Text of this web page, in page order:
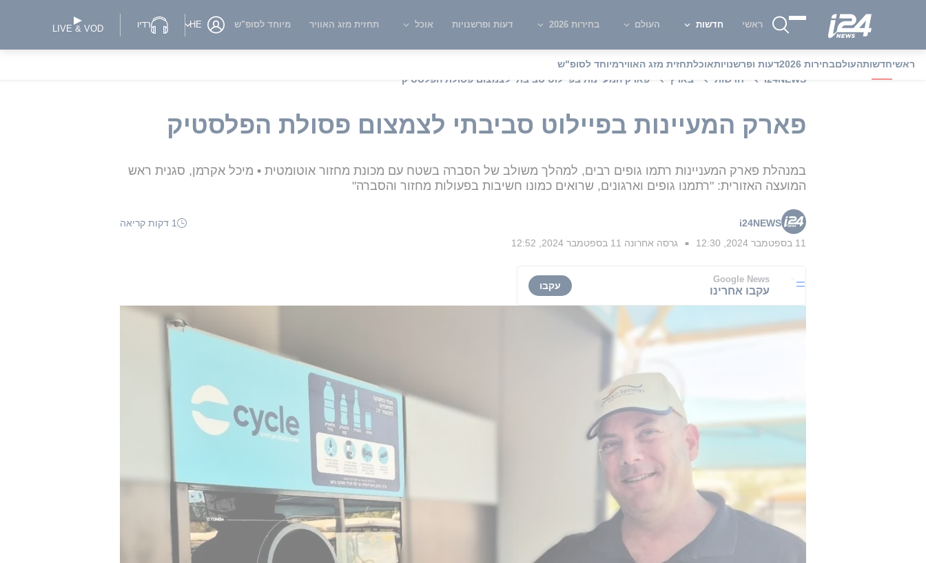
ראשי חדשות העולם בחירות 2026 דעות ופרשנויות אוכל תחזית מזג האוויר מיוחד לסופ"ש HE רדיו LIVE & VOD
ראשיחדשותהעולםבחירות 2026 דעות ופרשנויותאוכלתחזית מזג האווירמיוחד לסופ"ש
i24NEWS
חדשות בארץ פארק המעיינות בפיילוט סביבתי לצמצום פסולת הפלסטיק
פארק המעיינות בפיילוט סביבתי לצמצום פסולת הפלסטיק
במנהלת פארק המעניינות רתמו גופים רבים, למהלך משולב של הסברה בשטח עם מכונת מחזור אוטומטית • מיכל אקרמן, סגנית ראש
המועצה האזורית: "רתמנו גופים וארגונים, שרואים כמונו חשיבות בפעולות מחזור והסברה"
i24NEWS
1 דקות קריאה
11 בספטמבר 2024, 12:30
■ גרסה אחרונה 11 בספטמבר 2024, 12:52
Google News
עקבו אחרינו עקבו